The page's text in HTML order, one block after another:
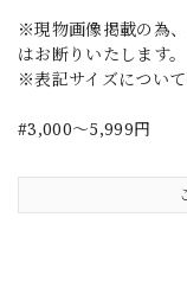
※現物画像掲載の為
はお断りいたします。
※表記サイズについて
#3,000～5,999円